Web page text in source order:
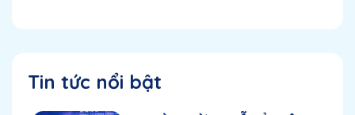
Tin tức nổi bật